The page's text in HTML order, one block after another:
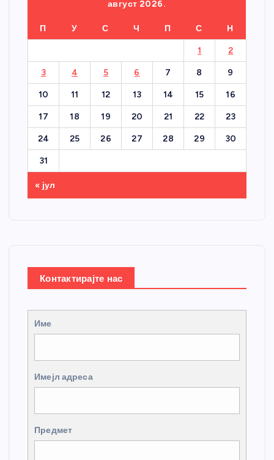
август 2026.
П У С Ч П С Н
1 2
3 4 5 6 7 8 9
10 11 12 13 14 15 16
17 18 19 20 21 22 23
24 25 26 27 28 29 30
31
« јул
Контактирајте нас
Име
Имејл адреса
Предмет